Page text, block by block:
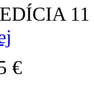
€